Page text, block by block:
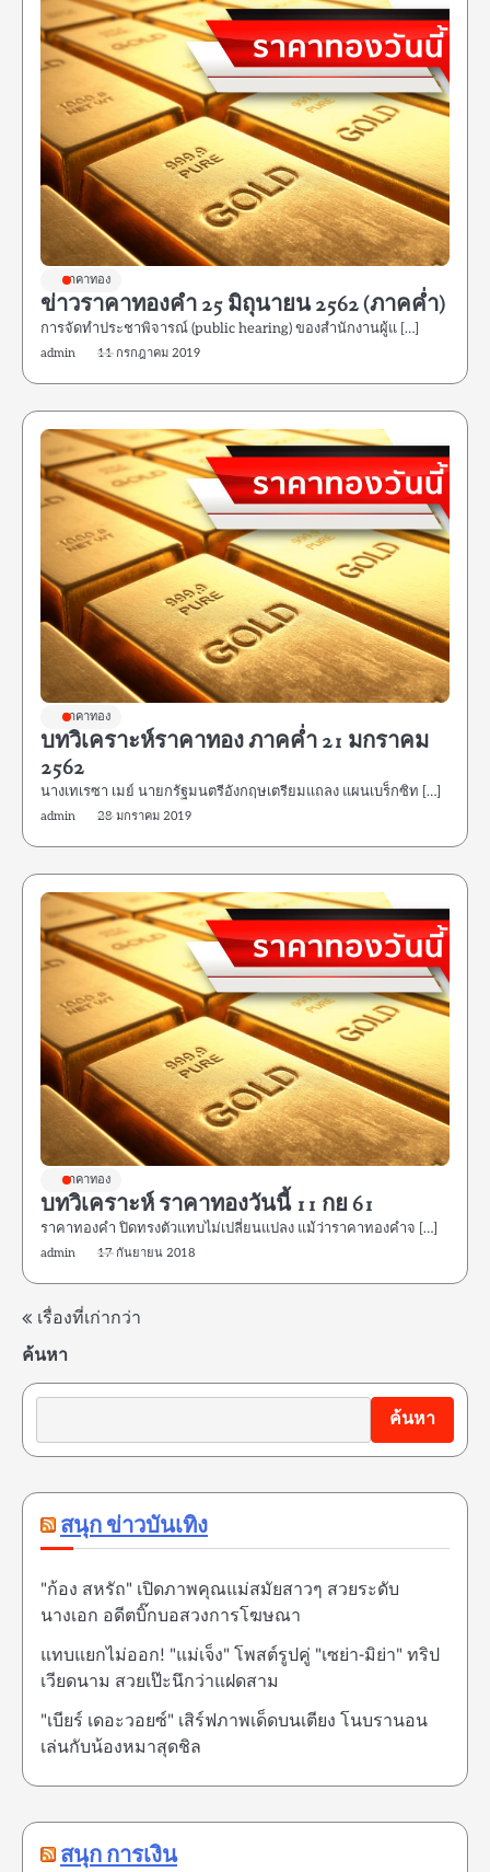
ราคาทอง
ข่าวราคาทองคำ 25 มิถุนายน 2562 (ภาคค่ำ)
การจัดทําประชาพิจารณ์ (public hearing) ของสํานักงานผู้แ […]
admin 11 กรกฎาคม 2019
ราคาทอง
บทวิเคราะห์ราคาทอง ภาคค่ำ 21 มกราคม
2562
นางเทเรซา เมย์ นายกรัฐมนตรีอังกฤษเตรียมแถลง แผนเบร็กซิท […]
admin 28 มกราคม 2019
ราคาทอง
บทวิเคราะห์ ราคาทองวันนี้ 11 กย 61
ราคาทองคํา ปิดทรงตัวแทบไม่เปลี่ยนแปลง แม้ว่าราคาทองคําจ […]
admin 17 กันยายน 2018
แนะแนว
เรื่อง
เรื่องที่เก่ากว่า
ค้นหา
ค้นหา
สนุก ข่าวบันเทิง
"ก้อง สหรัถ" เปิดภาพคุณแม่สมัยสาวๆ สวยระดับ
นางเอก อดีตบิ๊กบอสวงการโฆษณา
แทบแยกไม่ออก! "แม่เจ็ง" โพสต์รูปคู่ "เซย่า-มิย่า" ทริป
เวียดนาม สวยเป๊ะนึกว่าแฝดสาม
"เบียร์ เดอะวอยซ์" เสิร์ฟภาพเด็ดบนเตียง โนบรานอน
เล่นกับน้องหมาสุดชิล
สนุก การเงิน